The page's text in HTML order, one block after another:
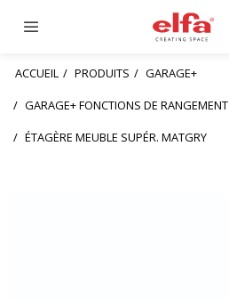
ACCUEIL PRODUITS
GARAGE+
GARAGE+ FONCTIONS DE RANGEMENT
ÉTAGÈRE MEUBLE SUPÉR. MATGRY